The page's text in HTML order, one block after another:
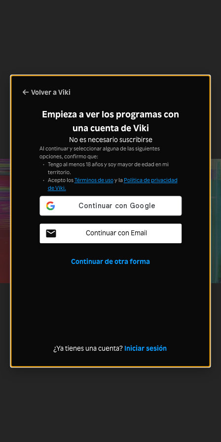
Volver a Viki
Empieza a ver los programas con
una cuenta de Viki
No es necesario suscribirse
Al continuar y seleccionar alguna de las siguientes
opciones, confirmo que:
Tengo al menos 18 años y soy mayor de edad en mi
territorio.
Acepto losTérminos de usoy la Política de privacidad
de Viki.
Continuar con Email
Continuar de otra forma
¿Ya tienes una cuenta? Iniciar sesión